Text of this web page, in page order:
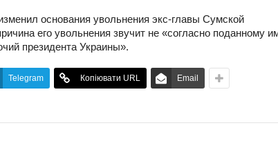
основания увольнения экс-главы Сумской
его увольнения звучит не «согласно поданному
президента Украины».
Telegram Копіювати URL Email